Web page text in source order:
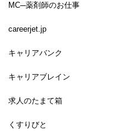
MC─薬剤師のお仕事
careerjet.jp
キャリアバンク
キャリアブレイン
求人のたまて箱
くすりびと